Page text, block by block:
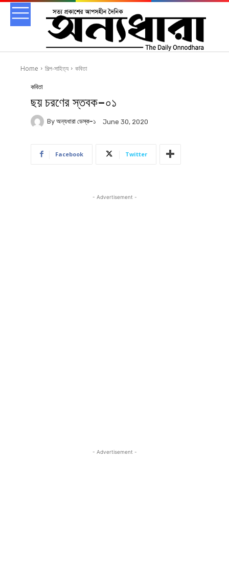
Home শিল্প-সাহিত্য কবিতা
কবিতা
ছয় চরণের স্তবক–০১
By অন্যধারা ডেস্ক-১ June 30, 2020
Facebook Twitter
- Advertisement -
- Advertisement -